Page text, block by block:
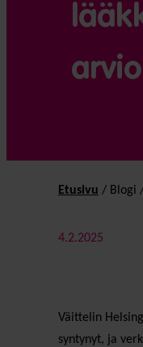
Etusivu / Blogi
4.2.2025
Väittelin
syntynyt, ja